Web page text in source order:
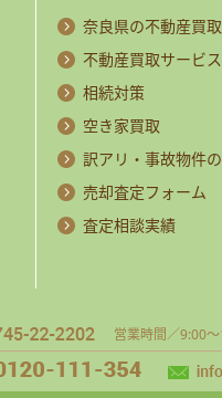
奈良県の不動産買
不動産買取サービス
相続対策
空き家買取
訳アリ・事故物件
売却査定フォーム
査定相談実績
営業時間／9:00